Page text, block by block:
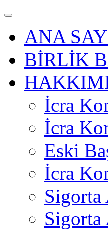
ANA
BİRLİK
İcra
İcra
Eski
İcra